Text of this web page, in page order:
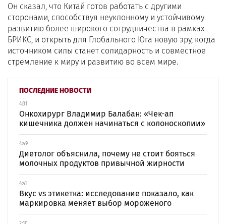
ПОСЛЕДНИЕ НОВОСТИ
4:31
Онкохирург Владимир Балабан: «Чек-ап
кишечника должен начинаться с колоноскопии»
4:49
Диетолог объяснила, почему не стоит бояться
молочных продуктов привычной жирности
4:41
Вкус vs этикетка: исследование показало, как
маркировка меняет выбор мороженого
Он сказал, что Китай готов работать с другими
сторонами, способствуя неуклонному и устойчивому
развитию более широкого сотрудничества в рамках
БРИКС, и открыть для Глобального Юга новую эру, когда
источником силы станет солидарность и совместное
стремление к миру и развитию во всем мире.